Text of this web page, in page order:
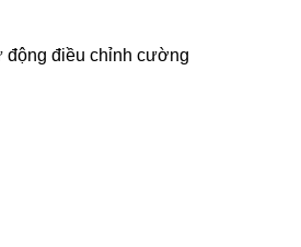
động điều chỉnh cường